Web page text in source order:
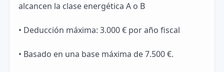
alcancen la clase energética A o B
• Deducción máxima: 3.000 € por año fiscal
• Basado en una base máxima de 7.500 €.